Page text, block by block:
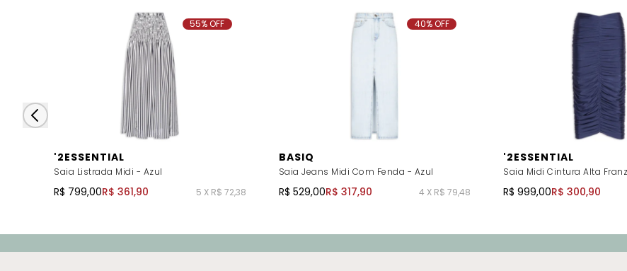
'2ESSENTIAL
Saia Listrada Midi - Azul
R$ 799,00R$ 361,90 5 X R$ 72,38
55% OFF
BASIQ
Saia Jeans Midi Com Fenda - Azul
R$ 529,00R$ 317,90 4 X R$ 79,48
40% OFF
'2ESSENTIAL
Saia Midi Cintura Alta
R$ 999,00R$ 300,90